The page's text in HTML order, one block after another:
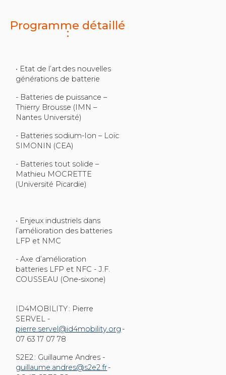
Programme détaillé
:
• Etat de l’art des nouvelles
générations de batterie
- Batteries de puissance –
Thierry Brousse (IMN –
Nantes Université)
- Batteries sodium-Ion – Loïc
SIMONIN (CEA)
- Batteries tout solide –
Mathieu MOCRETTE
(Université Picardie)
• Enjeux industriels dans
l’amélioration des batteries
LFP et NMC
- Axe d’amélioration
batteries LFP et NFC - J.F.
COUSSEAU (One-sixone)
ID4MOBILITY : Pierre
SERVEL -
pierre.servel@id4mobility.org -
07 63 17 07 78
S2E2 : Guillaume Andres -
guillaume.andres@s2e2.fr-